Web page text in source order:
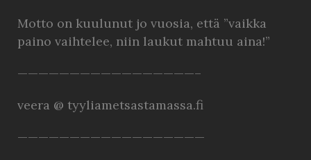
Motto on kuulunut jo vuosia, että ”vaikka
paino vaihtelee, niin laukut mahtuu aina!”
—————————————————–
veera @ tyyliametsastamassa.fi
——————————————————